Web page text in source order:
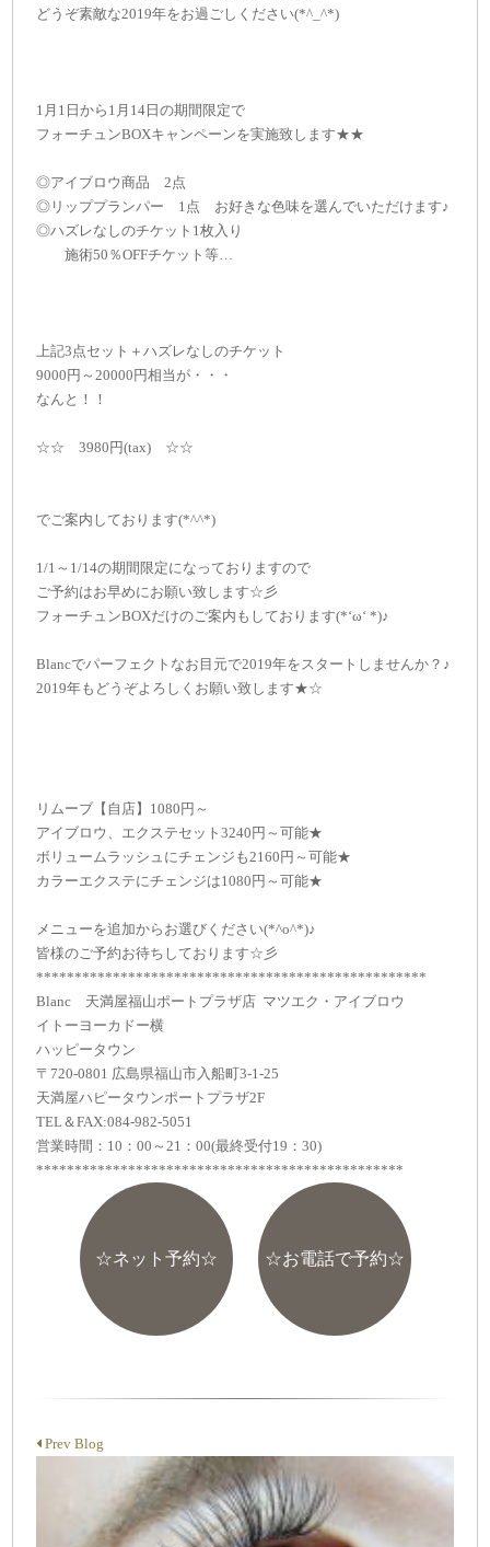
どうぞ素敵な2019年をお過ごしください(*^_^*)
1月1日から1月14日の期間限定で
フォーチュンBOXキャンペーンを実施致します★★
◎アイブロウ商品 2点
◎リッププランパー 1点 お好きな色味を選んでいただけます♪
◎ハズレなしのチケット1枚入り
施術50％OFFチケット等…
上記3点セット＋ハズレなしのチケット
9000円～20000円相当が・・・
なんと！！
☆☆ 3980円(tax) ☆☆
でご案内しております(*^^*)
1/1～1/14の期間限定になっておりますので
ご予約はお早めにお願い致します☆彡
フォーチュンBOXだけのご案内もしております(*‘ω‘ *)♪
Blancでパーフェクトなお目元で2019年をスタートしませんか？♪
2019年もどうぞよろしくお願い致します★☆
リムーブ【自店】1080円～
アイブロウ、エクステセット3240円～可能★
ボリュームラッシュにチェンジも2160円～可能★
カラーエクステにチェンジは1080円～可能★
メニューを追加からお選びください(*^o^*)♪
皆様のご予約お待ちしております☆彡
***************************************************
Blanc 天満屋福山ポートプラザ店 マツエク・アイブロウ
イトーヨーカドー横
ハッピータウン
〒720-0801 広島県福山市入船町3-1-25
天満屋ハピータウンポートプラザ2F
TEL＆FAX:084-982-5051
営業時間：10：00～21：00(最終受付19：30)
************************************************
☆ネット予約☆ ☆お電話で予約☆
Prev Blog